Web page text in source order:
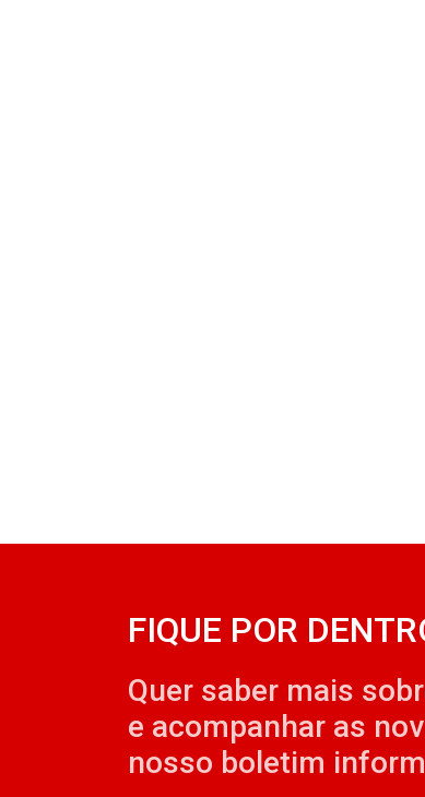
FIQUE POR
Quer saber mais
e acompanhar as
nosso boletim